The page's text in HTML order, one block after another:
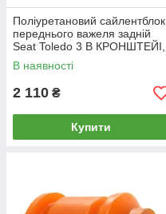
Поліуретановий сайлентблок
переднього важеля задній
Seat Toledo 3 В КРОНШТЕЙІ,
PP-0201d
В наявності
2 110 ₴
Купити